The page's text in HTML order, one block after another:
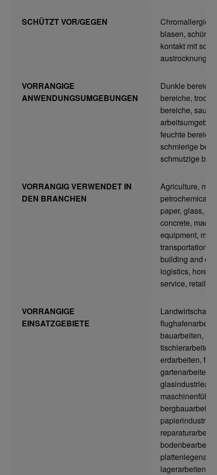
Kassen
Technische Artikel
Hebetechnik
Schmierstoffe
SCHÜTZT VOR/GEGEN
blasen,
kontakt mit
austrocknung,
VORRANGIGE
ANWENDUNGSUMGEBUNGEN
Dunkle
bereiche,
bereiche,
feuchte
schmierige
schmutzige
VORRANGIG VERWENDET IN
DEN BRANCHEN
Agriculture,
petrochemical,
paper, glass,
concrete,
equipment,
transportation,
building and
logistics,
service, retail
VORRANGIGE
EINSATZGEBIETE
bauarbeiten,
tischlerarbeiten,
erdarbeiten,
gartenarbeiten,
lagerarbeiten